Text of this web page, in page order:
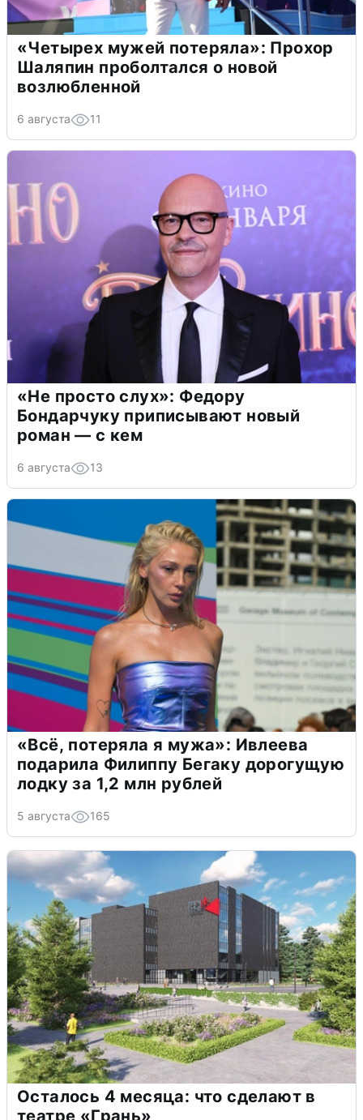
«Четырех мужей потеряла»: Прохор
Шаляпин проболтался о новой
возлюбленной
6 августа 11
«Не просто слух»: Федору
Бондарчуку приписывают новый
роман — с кем
6 августа 13
«Всё, потеряла я мужа»: Ивлеева
подарила Филиппу Бегаку дорогущую
лодку за 1,2 млн рублей
5 августа 165
Осталось 4 месяца: что сделают в
театре «Грань»